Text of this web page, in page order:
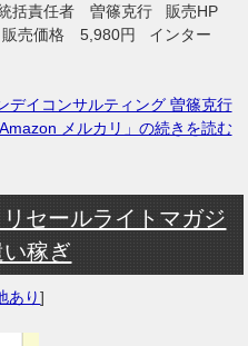
括責任者 曽篠克行 販売HP
売価格 5,980円 インター
デイコンサルティング 曽篠克行
Amazon メルカリ」の続きを読む
セールライトマガジ
稼ぎ
あり]